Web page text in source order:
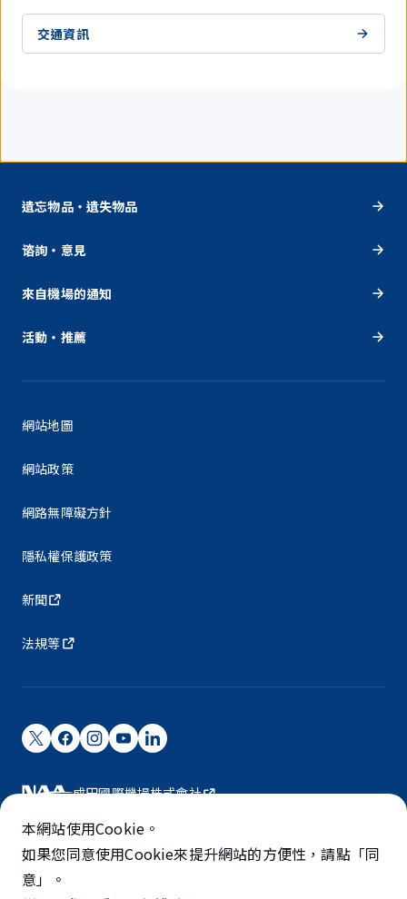
交通資訊
遺忘物品・遺失物品
谘詢・意見
來自機場的通知
活動・推薦
網站地圖
網站政策
網路無障礙方針
隱私權保護政策
新聞
法規等
成田國際機場株式會社
成田國際機場由NAA營運。
©NARITA INTERNATIONAL AIRPORT CORPORATION
本網站使用Cookie。
如果您同意使用Cookie來提升網站的方便性，請點「同
意」。